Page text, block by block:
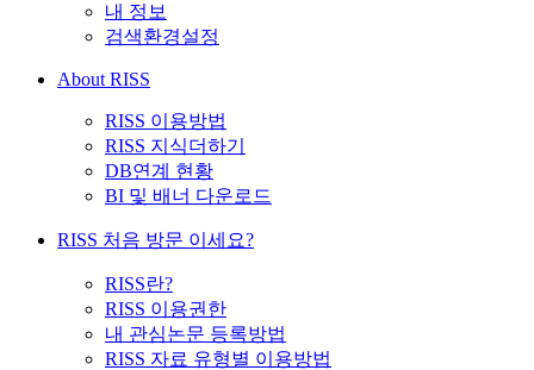
내 정보
검색환경설정
About RISS
RISS 이용방법
RISS 지식더하기
DB연계 현황
BI 및 배너 다운로드
RISS 처음 방문 이세요?
RISS란?
RISS 이용권한
내 관심논문 등록방법
RISS 자료 유형별 이용방법